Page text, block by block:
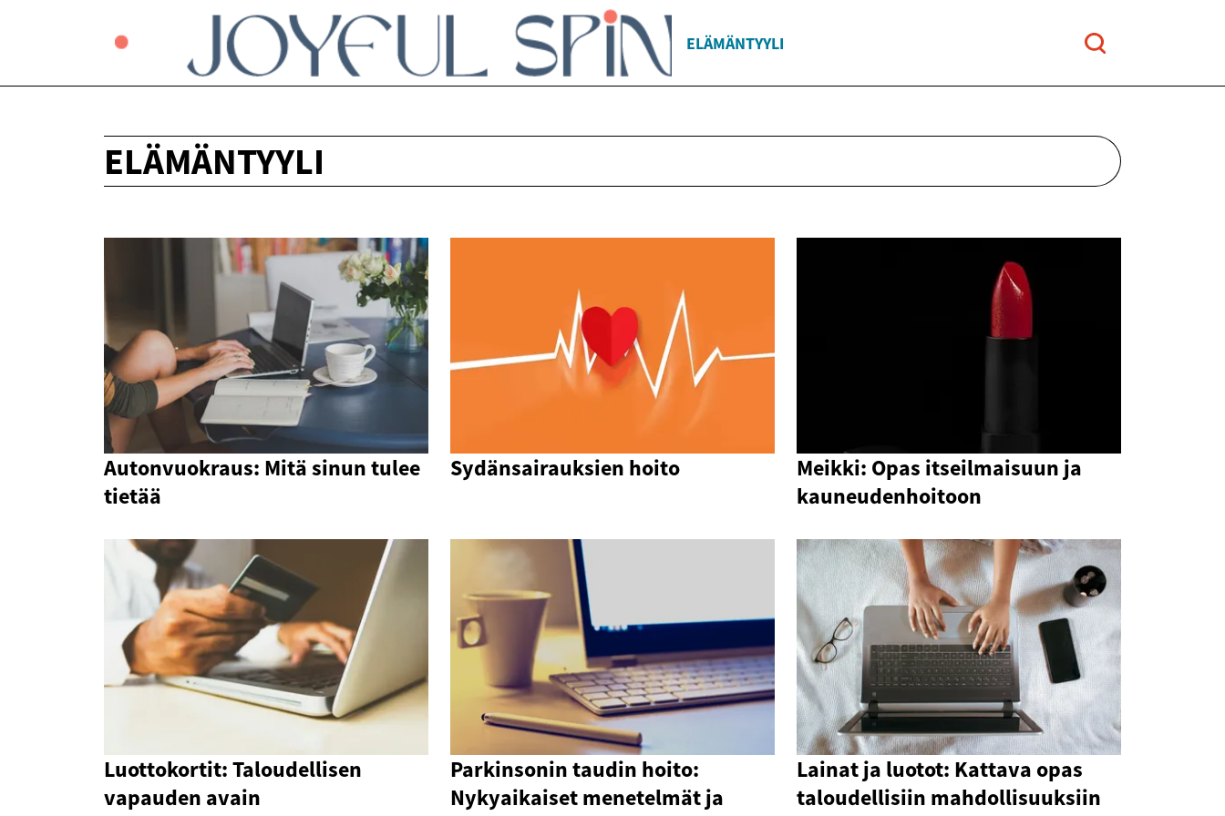
ELÄMÄNTYYLI
ELÄMÄNTYYLI
Autonvuokraus: Mitä sinun tulee
tietää
Sydänsairauksien hoito
Meikki: Opas itseilmaisuun ja
kauneudenhoitoon
Luottokortit: Taloudellisen
vapauden avain
Parkinsonin taudin hoito:
Nykyaikaiset menetelmät ja
Lainat ja luotot: Kattava opas
taloudellisiin mahdollisuuksiin